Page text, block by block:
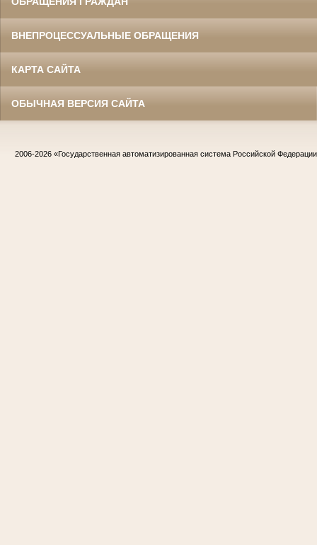
ВНЕПРОЦЕССУАЛЬНЫЕ ОБРАЩЕНИЯ
КАРТА САЙТА
ОБЫЧНАЯ ВЕРСИЯ САЙТА
2006-2026 «Государственная автоматизированная система Российской